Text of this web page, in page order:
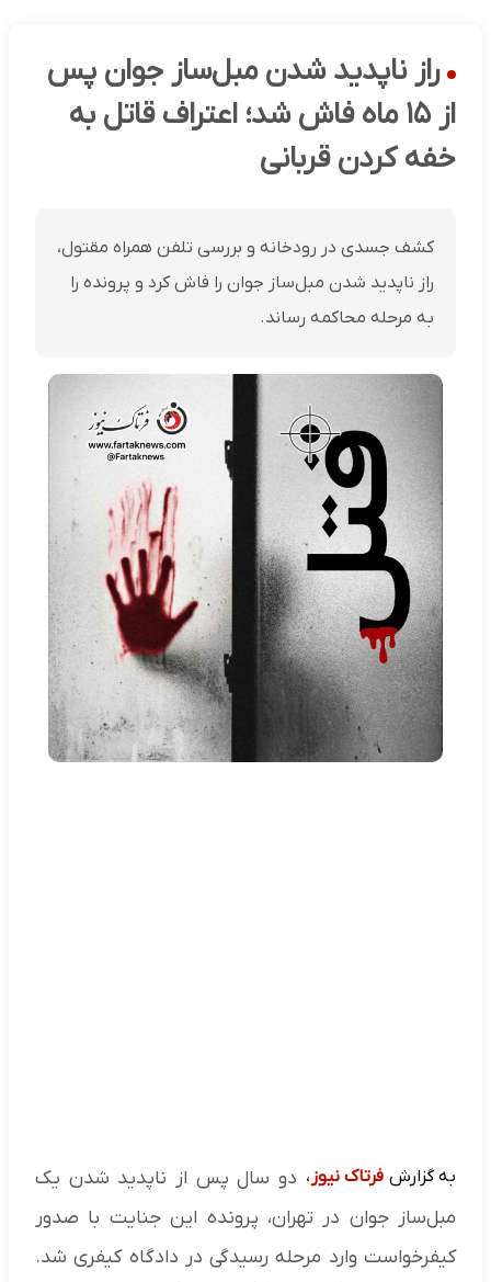
راز ناپدید شدن مبل‌ساز جوان پس
از ۱۵ ماه فاش شد؛ اعتراف قاتل به
خفه کردن قربانی
کشف جسدی در رودخانه و بررسی تلفن همراه مقتول،
راز ناپدید شدن مبل‌ساز جوان را فاش کرد و پرونده را
به مرحله محاکمه رساند.
به گزارش فرتاک نیوز ، دو سال پس از ناپدید شدن یک
مبل‌ساز جوان در تهران، پرونده این جنایت با صدور
کیفرخواست وارد مرحله رسیدگی در دادگاه کیفری شد.